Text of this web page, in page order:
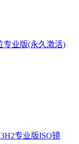
专业版(永久激活)
专业版ISO镜